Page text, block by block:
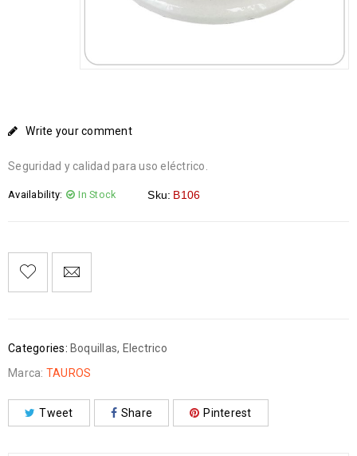
Write your comment
Seguridad y calidad para uso eléctrico.
Availability: In Stock Sku: B106
Categories: Boquillas, Electrico
Marca: TAUROS
Tweet Share Pinterest